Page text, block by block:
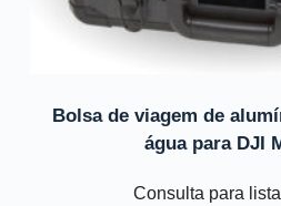
Bolsa de viagem de
água para DJI
Consulta para